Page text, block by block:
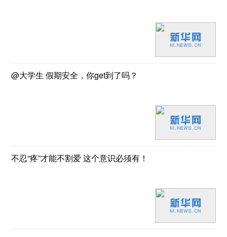
@大学生 假期安全，你get到了吗？
不忍“疼”才能不割爱 这个意识必须有！